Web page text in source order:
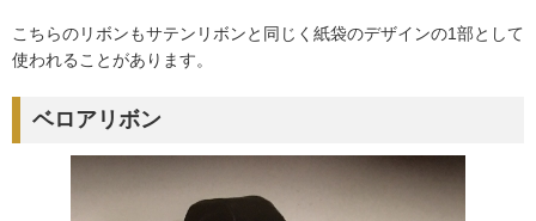
こちらのリボンもサテンリボンと同じく紙袋のデザインの1部として
使われることがあります。
ベロアリボン